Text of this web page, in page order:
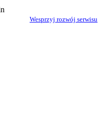
Wesprzyj rozwój serwisu